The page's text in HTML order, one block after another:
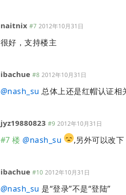
naitnix #7 2012年10月31日
很好，支持楼主
ibachue #8 2012年10月31日
@nash_su 总体上还是红帽认证相
jyz19880823 #9 2012年10月31日
#7 楼 @nash_su ,另外可以改
ibachue #10 2012年10月31日
@nash_su 是“登录”不是“登陆”